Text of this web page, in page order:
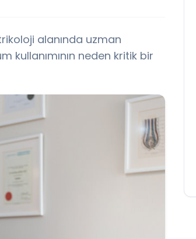
alanında uzman
kullanımının neden kritik bir